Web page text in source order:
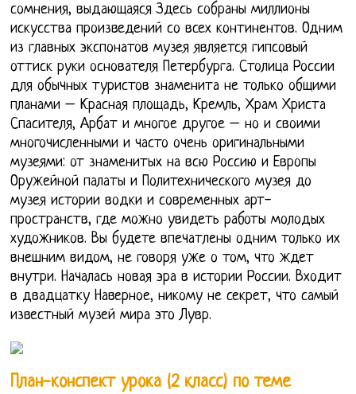
сомнения, выдающаяся Здесь собраны миллионы
искусства произведений со всех континентов. Одним
из главных экспонатов музея является гипсовый
оттиск руки основателя Петербурга. Столица России
для обычных туристов знаменита не только общими
планами – Красная площадь, Кремль, Храм Христа
Спасителя, Арбат и многое другое – но и своими
многочисленными и часто очень оригинальными
музеями: от знаменитых на всю Россию и Европы
Оружейной палаты и Политехнического музея до
музея истории водки и современных арт-
пространств, где можно увидеть работы молодых
художников. Вы будете впечатлены одним только их
внешним видом, не говоря уже о том, что ждет
внутри. Началась новая эра в истории России. Входит
в двадцатку Наверное, никому не секрет, что самый
известный музей мира это Лувр.
План-конспект урока (2 класс) по теме